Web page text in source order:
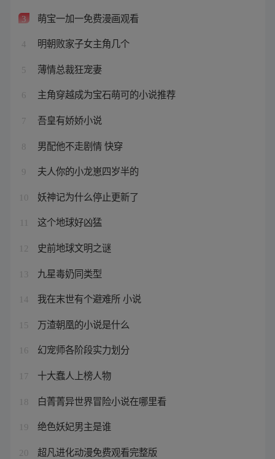
3 萌宝一加一免费漫画观看
4 明朝败家子女主角几个
5 薄情总裁狂宠妻
6 主角穿越成为宝石萌可的小说推荐
7 吾皇有娇娇小说
8 男配他不走剧情 快穿
9 夫人你的小龙崽四岁半的
10 妖神记为什么停止更新了
这个地球好凶猛
12 史前地球文明之谜
13 九星毒奶同类型
14 我在末世有个避难所 小说
15 万渣朝凰的小说是什么
16 幻宠师各阶段实力划分
17 十大蠢人上榜人物
18 白菁菁异世界冒险小说在哪里看
19 绝色妖妃男主是谁
20 超凡进化动漫免费观看完整版